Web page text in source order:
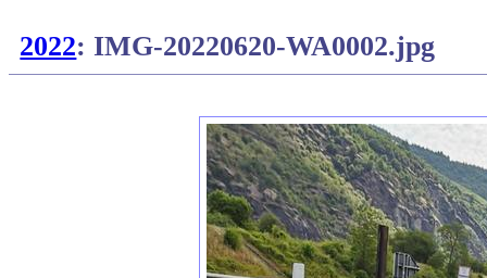
2022: IMG-20220620-WA0002.jpg